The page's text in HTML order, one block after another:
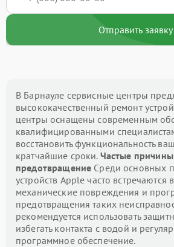
Отправить заявку
В Барнауле сервисные центры
высококачественный ремонт
центры оснащены современным
квалифицированными
восстановить функциональность
кратчайшие сроки. Частые
предотвращение Среди основных
устройств Apple часто
механические повреждения и
предотвращения таких
рекомендуется использовать
избегать контакта с водой и
программное обеспечение.